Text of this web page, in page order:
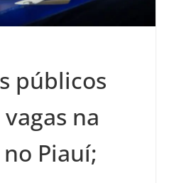
públicos
na
Piauí;